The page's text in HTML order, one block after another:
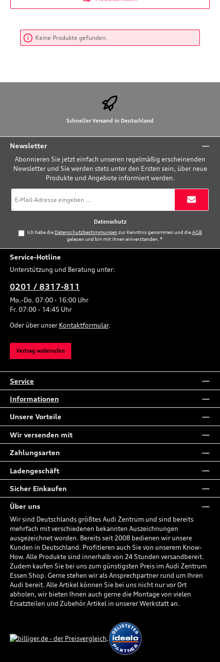
Keine Produkte gefunden.
Schneller Versand in Deutschland
Newsletter
Abonnieren Sie jetzt einfach unseren regelmäßig erscheinenden
Newsletter und Sie werden stets unter den Ersten sein, über neue
Produkte und Angebote informiert werden.
Mail-
Adresse
Datenschutz
Ich habe die Datenschutzbestimmungenzur Kenntnis genommen und dieAGB
gelesen und bin mit ihnen einverstanden.*
Service-Hotline
Unterstützung und Beratung unter:
0201 / 8317-811
Mo.-Do. 07:00 - 16:00 Uhr
Fr. 07:00 - 14:45 Uhr
Oder über unser Kontaktformular.
Vertrag widerrufen
Service
Informationen
Unsere Vorteile
Wir versenden mit
Zahlungsarten
Ladengeschäft
Sicher Einkaufen
Über uns
Wir sind Deutschlands größtes Audi Zentrum und sind bereits
mehrfach mit verschiedenen bekannten Auszeichnungen
ausgezeichnet worden. Bereits seit 2008 bedienen wir unsere
Kunden in Deutschland. Profitieren auch Sie von unserem Know-
How. Alle Produkte sind innerhalb von 24 Stunden versandbereit.
Zudem kaufen Sie bei uns zum günstigsten Preis im Audi Zentrum
Essen Shop. Gerne stehen wir als Ansprechpartner rund um Ihren
Audi bereit. Alle Artikel können Sie bei uns nicht nur vor Ort
abholen, wir bieten Ihnen auch gerne die Montage von vielen
Ersatzteilen und Zubehör Artikel in unserer Werkstatt an.